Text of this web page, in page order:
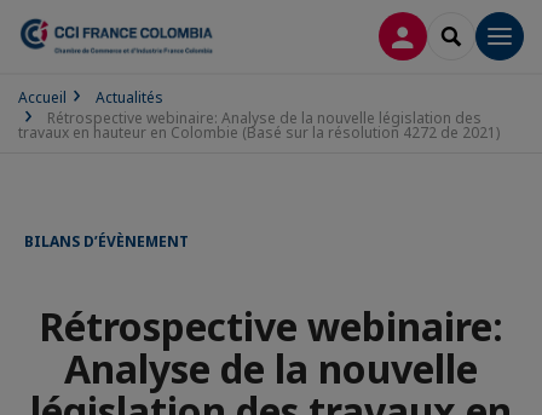
CONNEXION
Accueil
Actualités
Rétrospective webinaire: Analyse de la nouvelle législation des
travaux en hauteur en Colombie (Basé sur la résolution 4272 de 2021)
BILANS D’ÉVÈNEMENT
Rétrospective webinaire:
Analyse de la nouvelle